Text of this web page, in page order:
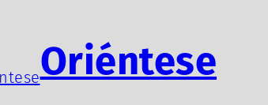
Oriéntese